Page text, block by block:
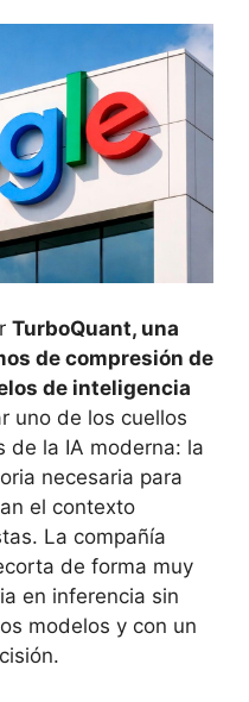
TurboQuant, una
de compresión de
de inteligencia
uno de los cuellos
de la IA moderna: la
necesaria para
el contexto
La compañía
de forma muy
en inferencia sin
modelos y con un